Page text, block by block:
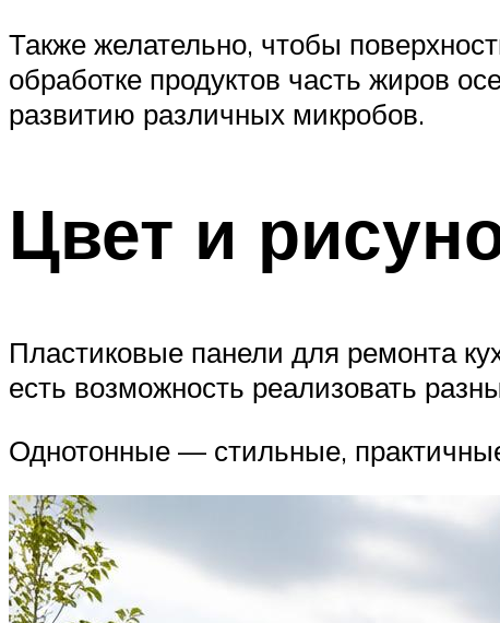
Также желательно, чтобы
обработке продуктов часть жиров
развитию различных микробов.
Цвет и
Пластиковые панели для ремонта
есть возможность реализовать
Однотонные — стильные,